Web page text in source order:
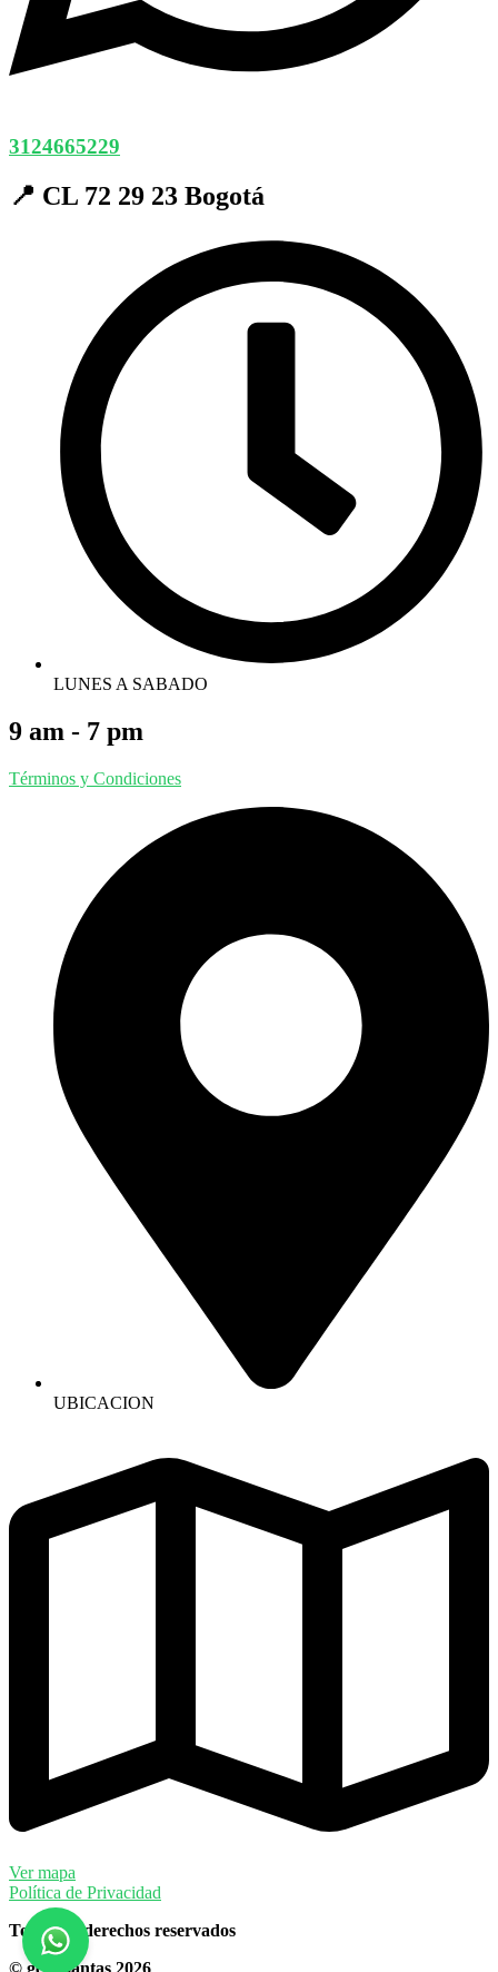
3124665229
📍 CL 72 29 23 Bogotá
LUNES A SABADO
9 am - 7 pm
Términos y Condiciones
UBICACION
Ver mapa
Política de Privacidad
Todos los derechos reservados
© gekollantas 2026